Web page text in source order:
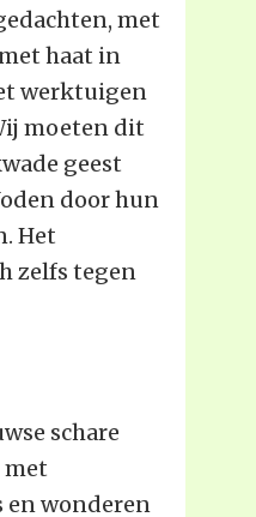
met
haat in
werktuigen
moeten dit
geest
door hun
Het
zelfs tegen
schare
met
en wonderen